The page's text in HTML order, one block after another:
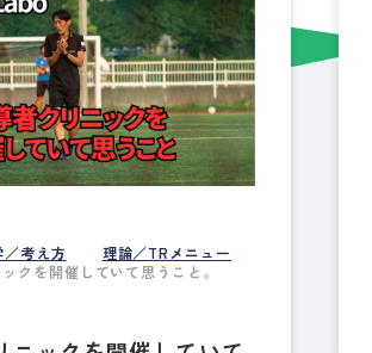
考え方
理論／TRメニュー
クを開催していて思うこと。